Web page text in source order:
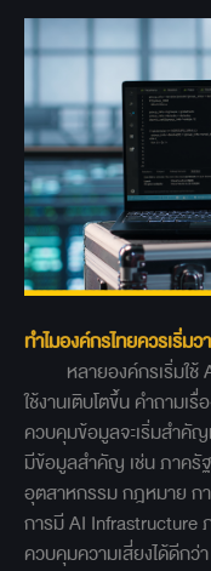
ทำไมองค์กรไทยควรเริ่ม
หลายองค์กรเริ่มใช้
ใช้งานเติบโตขึ้น คำถามเ
ควบคุมข้อมูลจะเริ่มสำคั
มีข้อมูลสำคัญ เช่น ภาครัฐ
อุตสาหกรรม กฎหมาย ก
การมี AI Infrastructure
ควบคุมความเสี่ยงได้ดีกว่า